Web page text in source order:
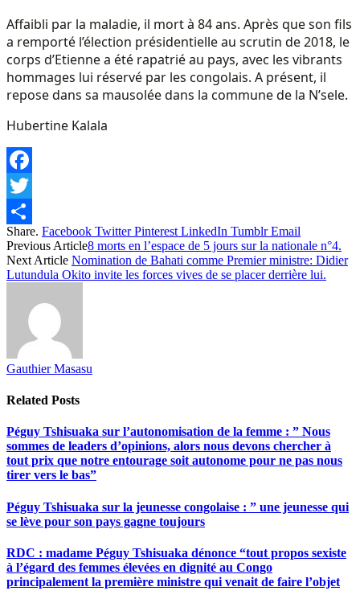
Affaibli par la maladie, il mort à 84 ans. Après que son fils
a remporté l’élection présidentielle au scrutin de 2018, le
corps d’Etienne a été rapatrié au pays, avec les vibrants
hommages lui réservé par les congolais. A présent, il
repose dans sa mausolée dans la commune de la N’sele.
Hubertine Kalala
Facebook
Twitter
Share
Share. Facebook Twitter Pinterest LinkedIn Tumblr Email
Previous Article8 morts en l’espace de 5 jours sur la nationale n°4.
Next Article Nomination de Bahati comme Premier ministre: Didier
Lutundula Okito invite les forces vives de se placer derrière lui.
Gauthier Masasu
Related Posts
Péguy Tshisuaka sur l’autonomisation de la femme : ” Nous
sommes de leaders d’opinions, alors nous devons chercher à
tout prix que notre entourage soit autonome pour ne pas nous
tirer vers le bas”
Péguy Tshisuaka sur la jeunesse congolaise : ” une jeunesse qui
se lève pour son pays gagne toujours
RDC : madame Péguy Tshisuaka dénonce “tout propos sexiste
à l’égard des femmes élevées en dignité au Congo
principalement la première ministre qui venait de faire l’objet